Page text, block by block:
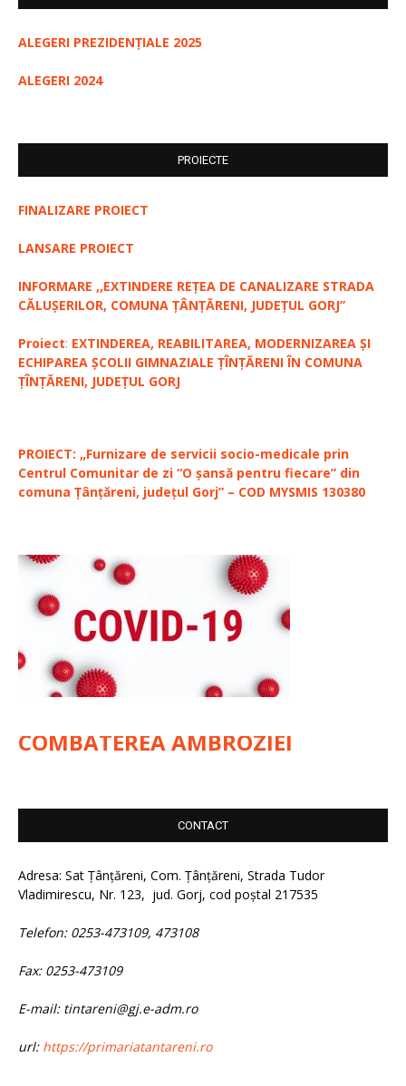
ALEGERI PREZIDENȚIALE 2025
ALEGERI 2024
PROIECTE
FINALIZARE PROIECT
LANSARE PROIECT
INFORMARE ,,EXTINDERE REȚEA DE CANALIZARE STRADA
CĂLUȘERILOR, COMUNA ȚÂNȚĂRENI, JUDEȚUL GORJ”
Proiect: EXTINDEREA, REABILITAREA, MODERNIZAREA ȘI
ECHIPAREA ȘCOLII GIMNAZIALE ȚÎNȚĂRENI ÎN COMUNA
ȚÎNȚĂRENI, JUDEȚUL GORJ
PROIECT: „Furnizare de servicii socio-medicale prin
Centrul Comunitar de zi “O șansă pentru fiecare” din
comuna Țânțăreni, județul Gorj” – COD MYSMIS 130380
COMBATEREA AMBROZIEI
CONTACT
Adresa: Sat Țânțăreni, Com. Țânțăreni, Strada Tudor
Vladimirescu, Nr. 123, jud. Gorj, cod poștal 217535
Telefon: 0253-473109, 473108
Fax: 0253-473109
E-mail: tintareni@gj.e-adm.ro
url: https://primariatantareni.ro